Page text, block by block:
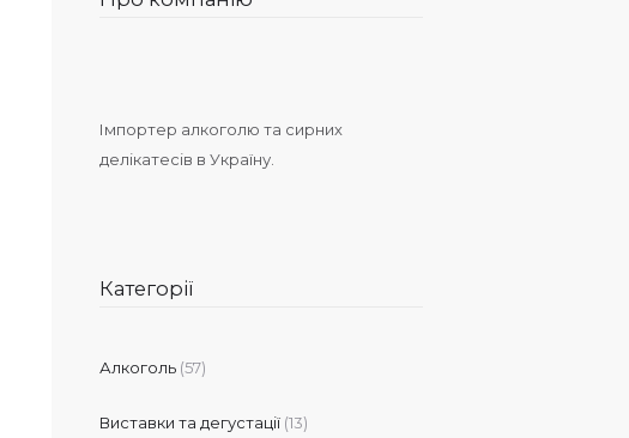
Імпортер алкоголю та сирних
делікатесів в Україну.
Категорії
Алкоголь (57)
Виставки та дегустації (13)